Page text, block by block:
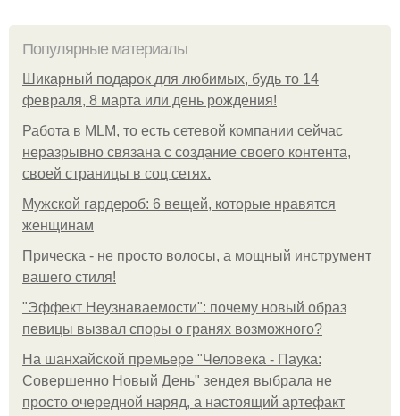
Популярные материалы
Шикарный подарок для любимых, будь то 14
февраля, 8 марта или день рождения!
Работа в MLM, то есть сетевой компании сейчас
неразрывно связана с создание своего контента,
своей страницы в соц сетях.
Мужской гардероб: 6 вещей, которые нравятся
женщинам
Прическа - не просто волосы, а мощный инструмент
вашего стиля!
"Эффект Неузнаваемости": почему новый образ
певицы вызвал споры о гранях возможного?
На шанхайской премьере "Человека - Паука:
Совершенно Новый День" зендея выбрала не
просто очередной наряд, а настоящий артефакт